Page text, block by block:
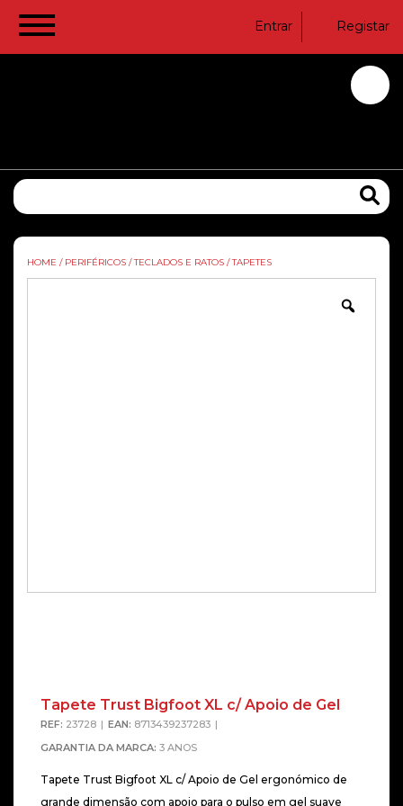
Entrar Registar
HOME / PERIFÉRICOS / TECLADOS E RATOS / TAPETES
Tapete Trust Bigfoot XL c/ Apoio de Gel
REF: 23728 EAN: 8713439237283
GARANTIA DA MARCA: 3 ANOS
Tapete Trust Bigfoot XL c/ Apoio de Gel ergonómico de
grande dimensão com apoio para o pulso em gel suave